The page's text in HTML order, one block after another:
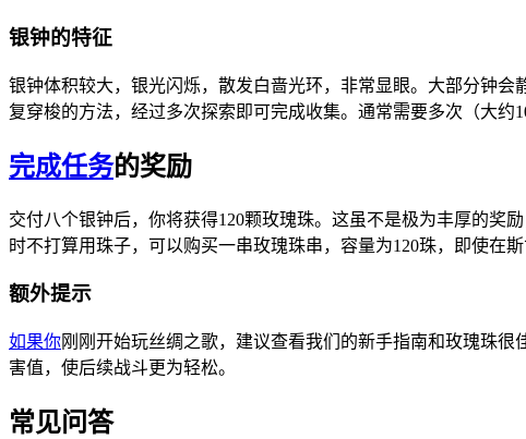
银钟的特征
银钟体积较大，银光闪烁，散发白啬光环，非常显眼。大部分钟会
复穿梭的方法，经过多次探索即可完成收集。通常需要多次（大约
完成任务的奖励
交付八个银钟后，你将获得120颗玫瑰珠。这虽不是极为丰厚的奖
时不打算用珠子，可以购买一串玫瑰珠串，容量为120珠，即使在斯
额外提示
如果你刚刚开始玩丝绸之歌，建议查看我们的新手指南和玫瑰珠
害值，使后续战斗更为轻松。
常见问答